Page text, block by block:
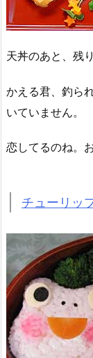
天丼のあと、残
かえる君、釣ら
いていません。
恋してるのね。
チューリッ